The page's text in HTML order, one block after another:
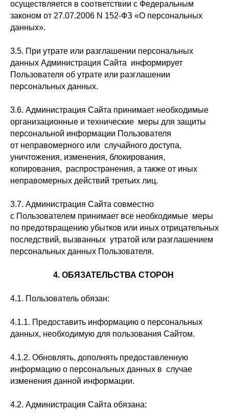
осуществляется в соответствии с Федеральным
законом от 27.07.2006 N 152-ФЗ «О персональных
данных».
3.5. При утрате или разглашении персональных
данных Администрация Сайта информирует
Пользователя об утрате или разглашении
персональных данных.
3.6. Администрация Сайта принимает необходимые
организационные и технические меры для защиты
персональной информации Пользователя
от неправомерного или случайного доступа,
уничтожения, изменения, блокирования,
копирования, распространения, а также от иных
неправомерных действий третьих лиц.
3.7. Администрация Сайта совместно
с Пользователем принимает все необходимые меры
по предотвращению убытков или иных отрицательных
последствий, вызванных утратой или разглашением
персональных данных Пользователя.
4. ОБЯЗАТЕЛЬСТВА СТОРОН
4.1. Пользователь обязан:
4.1.1. Предоставить информацию о персональных
данных, необходимую для пользования Сайтом.
4.1.2. Обновлять, дополнять предоставленную
информацию о персональных данных в случае
изменения данной информации.
4.2. Администрация Сайта обязана: